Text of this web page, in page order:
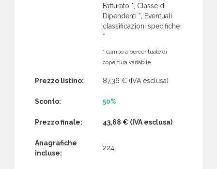
Fatturato *, Classe di
Dipendenti *, Eventuali
classificazioni specifiche
*
* campo a percentuale di
copertura variabile.
Prezzo listino: 87,36 € (IVA esclusa)
Sconto: 50%
Prezzo finale: 43,68 € (IVA esclusa)
Anagrafiche
incluse:
224